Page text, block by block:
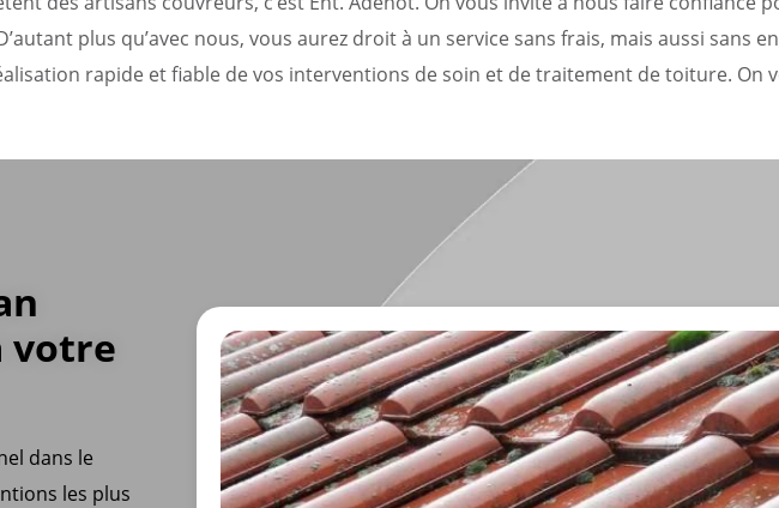
plus qu’avec nous, vous aurez droit à un service sans frais, mais aussi sans
rapide et fiable de vos interventions de soin et de traitement de toiture. On
votre
dans le
les plus